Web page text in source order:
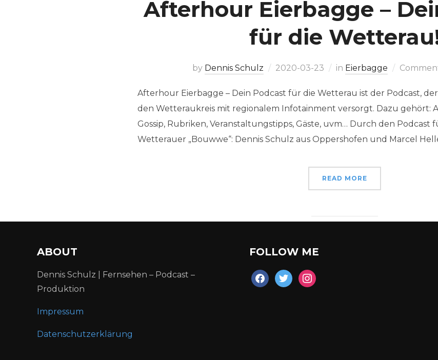
Afterhour Eierbagge –
für die
by Dennis Schulz 2020-03-23 in Eierbagge
Afterhour Eierbagge – Dein Podcast für die Wetterau ist der Podcast,
den Wetteraukreis mit regionalem Infotainment versorgt. Dazu gehört:
Gossip, Rubriken, Veranstaltungstipps, Gäste, uvm… Durch den Podcast
Wetterauer „Bouwwe“: Dennis Schulz aus Oppershofen und Marcel
READ MORE
ABOUT
Dennis Schulz | Fernsehen – Podcast –
Produktion
Impressum
Datenschutzerklärung
FOLLOW ME
facebooktwitterinstagram